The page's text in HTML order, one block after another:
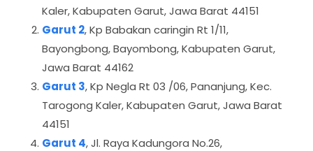
Kaler, Kabupaten Garut, Jawa Barat 44151
Garut 2, Kp Babakan caringin Rt 1/11,
Bayongbong, Bayombong, Kabupaten Garut,
Jawa Barat 44162
Garut 3, Kp Negla Rt 03 /06, Pananjung, Kec.
Tarogong Kaler, Kabupaten Garut, Jawa Barat
44151
Garut 4, Jl. Raya Kadungora No.26,